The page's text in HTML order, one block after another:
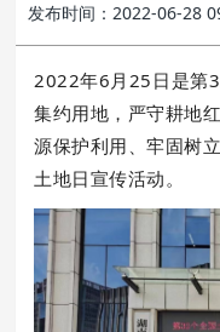
发布时间：2022-06-28
2022年6月25日是第
集约用地，严守耕地
源保护利用、牢固树
土地日宣传活动。